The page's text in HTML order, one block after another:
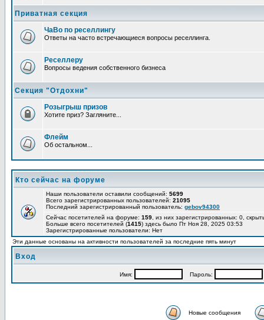
Приватная секция
ЧаВо по реселлингу
Ответы на часто встречающиеся вопросы реселлинга.
Реселлеру
Вопросы ведения собственного бизнеса
Секция "Отдохни"
Розыгрыш призов
Хотите приз? Загляните...
Флейм
Об остальном...
Кто сейчас на форуме
Наши пользователи оставили сообщений: 5699
Всего зарегистрированных пользователей: 21095
Последний зарегистрированный пользователь: gebov94300
Сейчас посетителей на форуме: 159 , из них зарегистрированных: 0,
Больше всего посетителей (1415) здесь было Пт Ноя 28, 2025 03:53
Зарегистрированные пользователи: Нет
Эти данные основаны на активности пользователей за последние пять минут
Вход
Имя: Пароль:
Новые сообщения